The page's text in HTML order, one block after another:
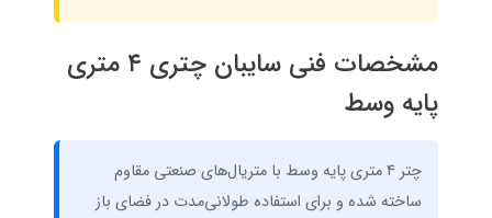
مشخصات فنی سایبان چتری ۴ متری
پایه وسط
چتر ۴ متری پایه وسط با متریال‌های صنعتی مقاوم
ساخته شده و برای استفاده طولانی‌مدت در فضای باز